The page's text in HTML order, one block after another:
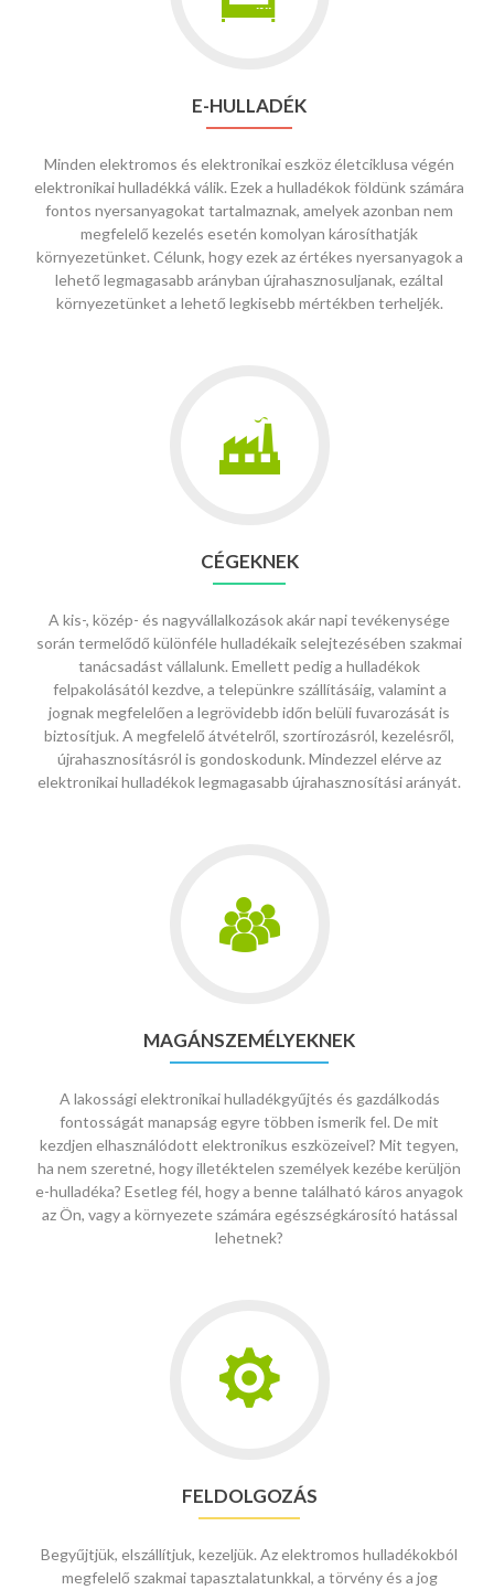
hulladék
E-HULLADÉK
Minden elektromos és elektronikai eszköz életciklusa végén
elektronikai hulladékká válik. Ezek a hulladékok földünk számára
fontos nyersanyagokat tartalmaznak, amelyek azonban nem
megfelelő kezelés esetén komolyan károsíthatják
környezetünket. Célunk, hogy ezek az értékes nyersanyagok a
lehető legmagasabb arányban újrahasznosuljanak, ezáltal
környezetünket a lehető legkisebb mértékben terheljék.
to
Cégeknek
CÉGEKNEK
A kis-, közép- és nagyvállalkozások akár napi tevékenysége
során termelődő különféle hulladékaik selejtezésében szakmai
tanácsadást vállalunk. Emellett pedig a hulladékok
felpakolásától kezdve, a telepünkre szállításáig, valamint a
jognak megfelelően a legrövidebb időn belüli fuvarozását is
biztosítjuk. A megfelelő átvételről, szortírozásról, kezelésről,
újrahasznosításról is gondoskodunk. Mindezzel elérve az
elektronikai hulladékok legmagasabb újrahasznosítási arányát.
to
Magánszemélyeknek
MAGÁNSZEMÉLYEKNEK
A lakossági elektronikai hulladékgyűjtés és gazdálkodás
fontosságát manapság egyre többen ismerik fel. De mit
kezdjen elhasználódott elektronikus eszközeivel? Mit tegyen,
ha nem szeretné, hogy illetéktelen személyek kezébe kerüljön
e-hulladéka? Esetleg fél, hogy a benne található káros anyagok
az Ön, vagy a környezete számára egészségkárosító hatással
lehetnek?
to
Feldolgozás
FELDOLGOZÁS
Begyűjtjük, elszállítjuk, kezeljük. Az elektromos hulladékokból
megfelelő szakmai tapasztalatunkkal, a törvény és a jog